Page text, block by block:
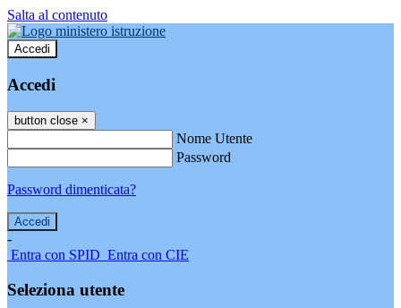
Salta al contenuto
Accedi
Accedi
button close ×
Nome Utente
Password
Password dimenticata?
-
Entra con SPID Entra con CIE
Seleziona utente